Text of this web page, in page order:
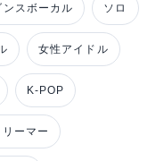
ンスボーカル ソロ
女性アイドル
K-POP
ーマー